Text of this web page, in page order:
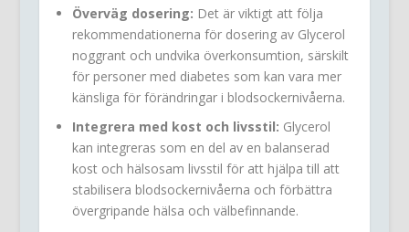
Överväg dosering: Det är viktigt att följa
rekommendationerna för dosering av Glycerol
noggrant och undvika överkonsumtion, särskilt
för personer med diabetes som kan vara mer
känsliga för förändringar i blodsockernivåerna.
Integrera med kost och livsstil: Glycerol
kan integreras som en del av en balanserad
kost och hälsosam livsstil för att hjälpa till att
stabilisera blodsockernivåerna och förbättra
övergripande hälsa och välbefinnande.